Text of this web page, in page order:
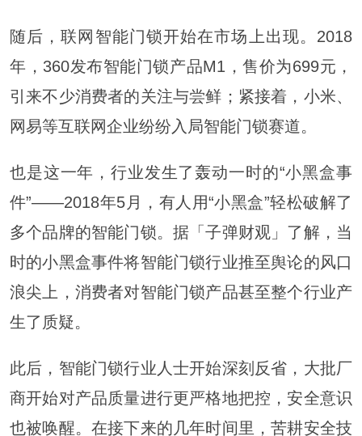
随后，联网智能门锁开始在市场上出现。2018
年，360发布智能门锁产品M1，售价为699元，
引来不少消费者的关注与尝鲜；紧接着，小米、
网易等互联网企业纷纷入局智能门锁赛道。
也是这一年，行业发生了轰动一时的“小黑盒事
件”——2018年5月，有人用“小黑盒”轻松破解了
多个品牌的智能门锁。据「子弹财观」了解，当
时的小黑盒事件将智能门锁行业推至舆论的风口
浪尖上，消费者对智能门锁产品甚至整个行业产
生了质疑。
此后，智能门锁行业人士开始深刻反省，大批厂
商开始对产品质量进行更严格地把控，安全意识
也被唤醒。在接下来的几年时间里，苦耕安全技